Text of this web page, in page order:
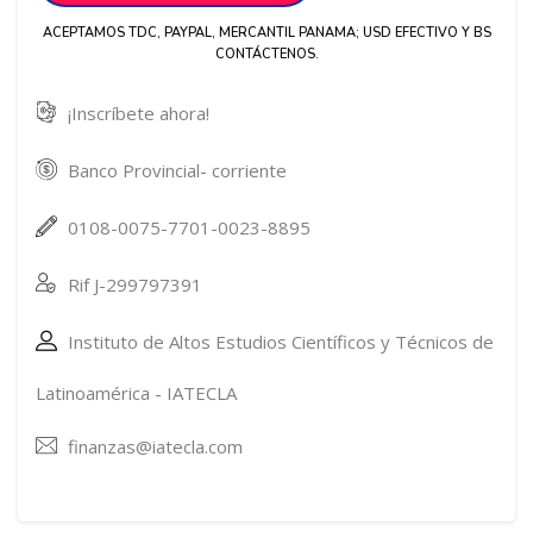
ACEPTAMOS TDC, PAYPAL, MERCANTIL PANAMA; USD EFECTIVO Y BS
CONTÁCTENOS.
¡Inscríbete ahora!
Banco Provincial- corriente
0108-0075-7701-0023-8895
Rif J-299797391
Instituto de Altos Estudios Científicos y Técnicos de
Latinoamérica - IATECLA
finanzas@iatecla.com